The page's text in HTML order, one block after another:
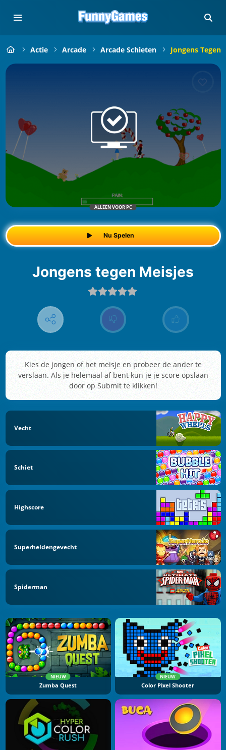
Actie Arcade Arcade Schieten Jongens Tegen
ALLEEN VOOR PC
Nu Spelen
Jongens tegen Meisjes
Kies de jongen of het meisje en probeer de ander te
verslaan. Als je helemaal af bent kun je je score opslaan
door op Submit te klikken!
Vecht
Schiet
Highscore
Superheldengevecht
Spiderman
NIEUW
Zumba Quest
NIEUW
Color Pixel Shooter